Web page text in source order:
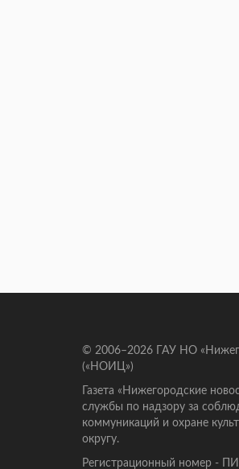
© 2006–2026 ГАУ НО
(«НОИЦ»)
Газета «Нижегородские
службы по надзору за
коммуникаций и охране
округу.
Регистрационный номер -